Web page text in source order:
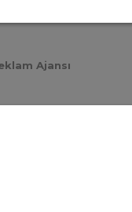
Ajansı